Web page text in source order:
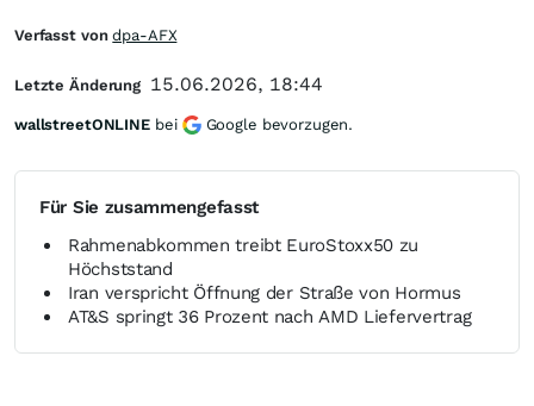
Für Sie zusammengefasst
Rahmenabkommen treibt EuroStoxx50 zu
Höchststand
Iran verspricht Öffnung der Straße von Hormus
AT&S springt 36 Prozent nach AMD Liefervertrag
Verfasst vondpa-AFX
Letzte Änderung 15.06.2026, 18:44
wallstreetONLINE bei Google bevorzugen.